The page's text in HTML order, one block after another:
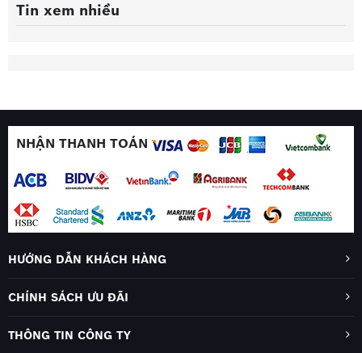
Tin xem nhiều
NHẬN THANH TOÁN
HƯỚNG DẪN KHÁCH HÀNG
CHÍNH SÁCH ƯU ĐÃI
THÔNG TIN CÔNG TY